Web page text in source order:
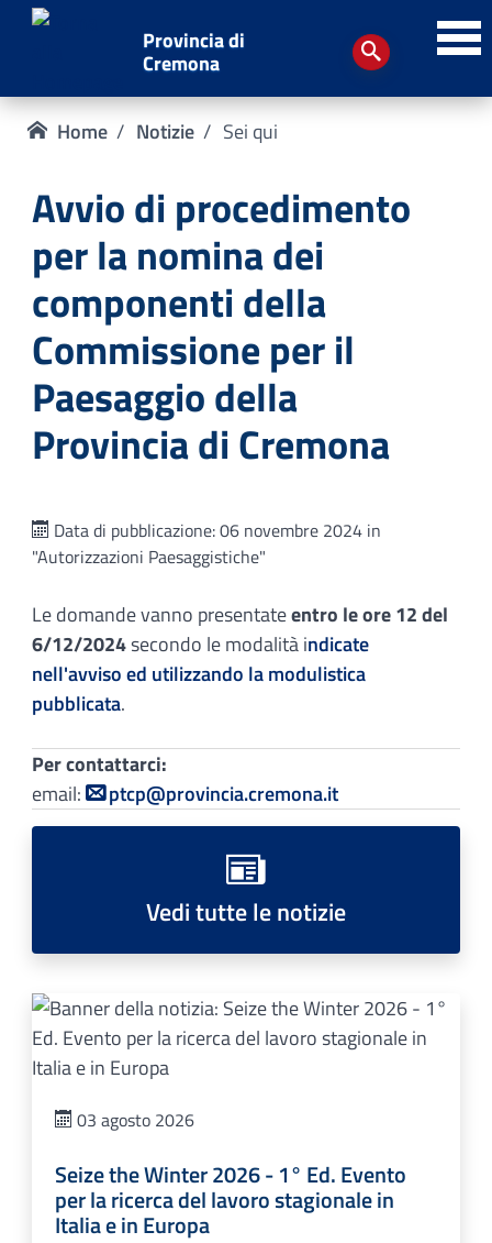
Provincia di
Cremona
Home Notizie Sei qui
Avvio di procedimento
per la nomina dei
componenti della
Commissione per il
Paesaggio della
Provincia di Cremona
Data di pubblicazione: 06 novembre 2024 in
"Autorizzazioni Paesaggistiche"
Le domande vanno presentateentro le ore 12 del
6/12/2024secondo le modalità indicate
nell'avviso ed utilizzando la modulistica
pubblicata.
Per contattarci:
email:
ptcp@provincia.cremona.it
Vedi tutte le notizie
03 agosto 2026
Seize the Winter 2026 - 1° Ed. Evento
per la ricerca del lavoro stagionale in
Italia e in Europa